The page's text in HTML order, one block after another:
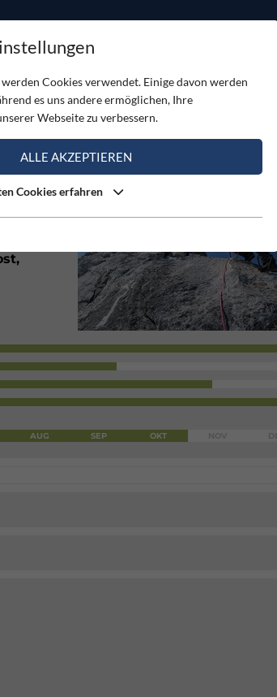
AUG SEP OKT
Cookies verwendet. Einige davon werden
es uns andere ermöglichen, Ihre
Webseite zu verbessern.
ALLE AKZEPTIEREN
Cookies erfahren